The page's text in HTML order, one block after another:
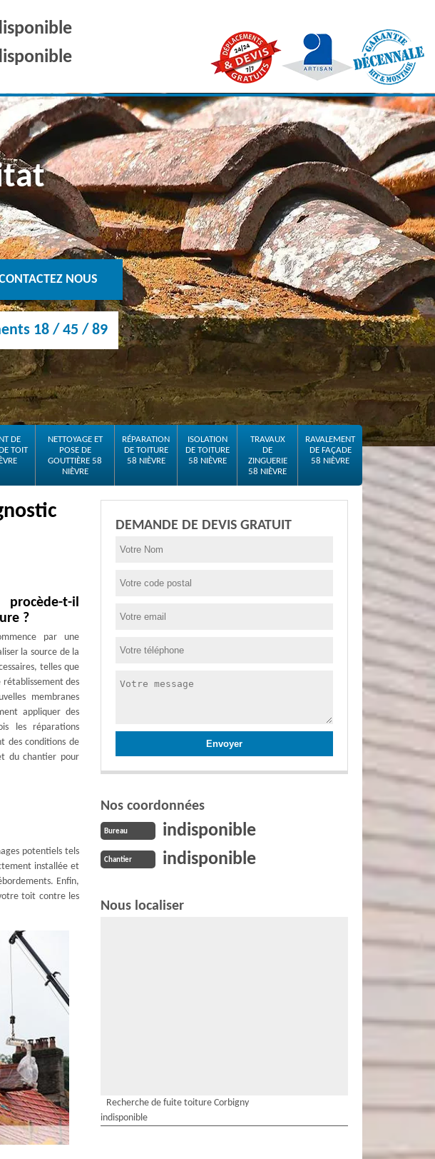
NOUS
18 / 45 / 89
DE
TOIT
NETTOYAGE ET
POSE DE
GOUTTIÈRE 58
NIÈVRE
RÉPARATION
DE TOITURE
58 NIÈVRE
ISOLATION
DE TOITURE
58 NIÈVRE
TRAVAUX
DE
ZINGUERIE
58 NIÈVRE
RAVALEMENT
DE FAÇADE
58 NIÈVRE
t-il
?
par une
la source de la
telles que
rétablissement des
membranes
appliquer des
les réparations
des conditions de
du chantier pour
potentiels tels
installée et
Enfin,
toit contre les
DEMANDE DE DEVIS GRATUIT
Nos coordonnées
Bureau indisponible
Chantier indisponible
Nous localiser
Recherche de fuite toiture Corbigny
indisponible